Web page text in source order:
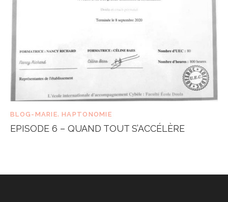
BLOG-MARIE, HAPTONOMIE
EPISODE 6 – QUAND TOUT S’ACCÉLÈRE